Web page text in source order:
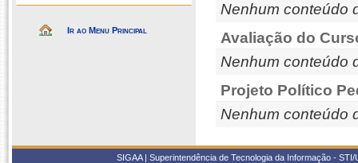
Ir ao Menu Principal
Nenhum conteúdo
Avaliação do
Nenhum conteúdo
Projeto Político
Nenhum conteúdo
SIGAA | Superintendência de Tecnologia da Informação -